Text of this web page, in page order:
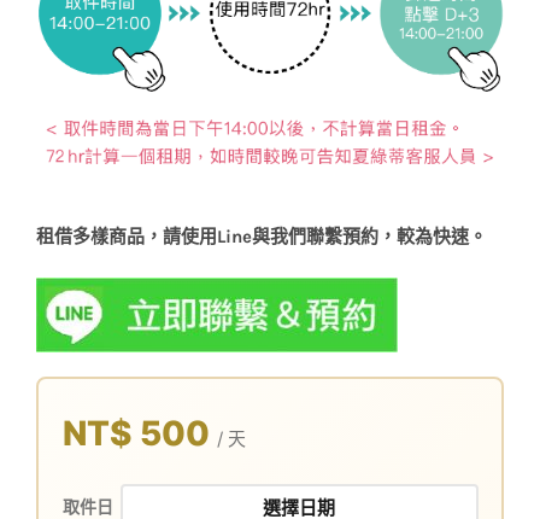
租借多樣商品，請使用Line與我們聯繫預約，較為快速。
NT$ 500 / 天
取件日